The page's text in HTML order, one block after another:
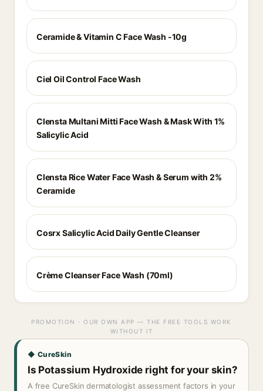
Ceramide & Vitamin C Face Wash -10g
Ciel Oil Control Face Wash
Clensta Multani Mitti Face Wash & Mask With 1%
Salicylic Acid
Clensta Rice Water Face Wash & Serum with 2%
Ceramide
Cosrx Salicylic Acid Daily Gentle Cleanser
Crème Cleanser Face Wash (70ml)
PROMOTION · OUR OWN APP — THE FREE TOOLS WORK
WITHOUT IT
◆ CureSkin
Is Potassium Hydroxide right for your skin?
A free CureSkin dermatologist assessment factors in your